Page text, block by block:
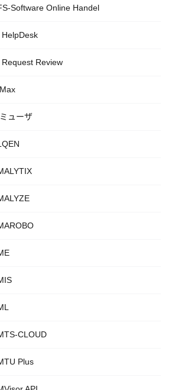
Software Online Handel
HelpDesk
Request Review
ューザ
CLOUD
Plus